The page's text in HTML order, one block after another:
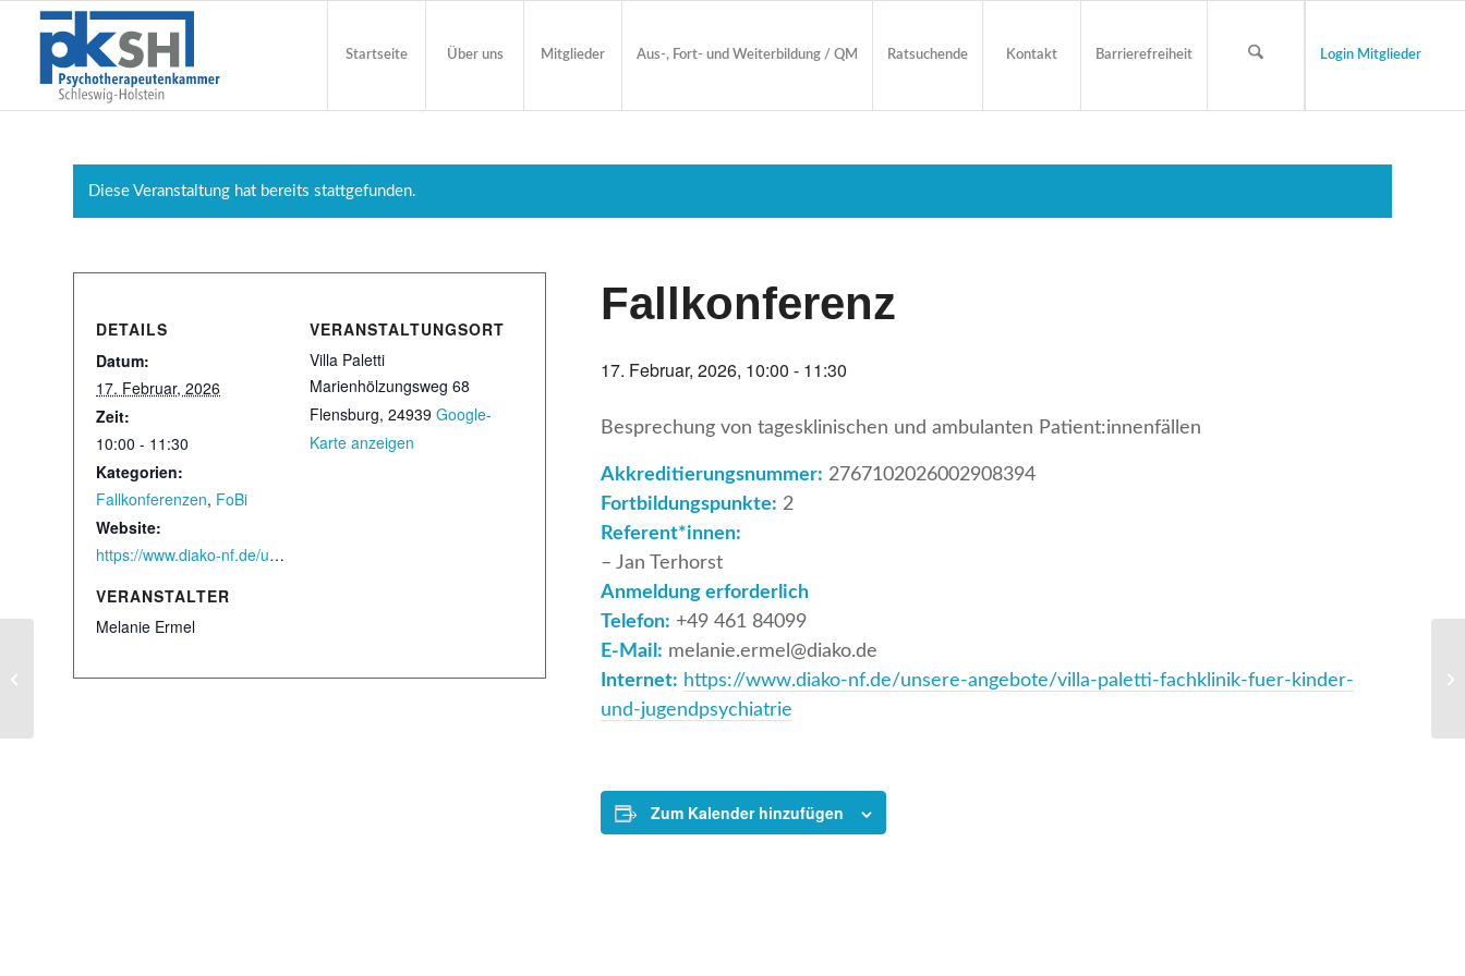
Startseite Über uns Mitglieder Aus-, Fort- und Weiterbildung / QM Ratsuchende Kontakt Barrierefreiheit Login Mitglieder
Diese Veranstaltung hat bereits stattgefunden.
Fallkonferenz
17. Februar, 2026, 10:00 - 11:30
Besprechung von tagesklinischen und ambulanten Patient:innenfällen
Akkreditierungsnummer: 2767102026002908394
Fortbildungspunkte: 2
Referent*innen:
– Jan Terhorst
Anmeldung erforderlich
Telefon: +49 461 84099
E-Mail: melanie.ermel@diako.de
Internet: https://www.diako-nf.de/unsere-angebote/villa-paletti-fachklinik-fuer-kinder-
und-jugendpsychiatrie
Zum Kalender hinzufügen
DETAILS
Datum:
17. Februar, 2026
Zeit:
10:00 - 11:30
Kategorien:
Fallkonferenzen, FoBi
Website:
https://www.diako-nf.de/unsere-angebote/villa-paletti-fachklinik-fuer-kinder-und-jugendpsychiatrie
VERANSTALTUNGSORT
Villa Paletti
Marienhölzungsweg 68
Flensburg, 24939 Google-
Karte anzeigen
VERANSTALTER
Melanie Ermel
Störungsspezifische Gruppentherapie